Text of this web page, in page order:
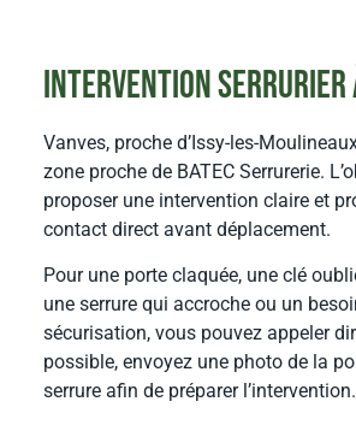
Intervention serrurier
Vanves, proche d’Issy-les-
zone proche de BATEC Serrurerie.
proposer une intervention claire et
contact direct avant déplacement.
Pour une porte claquée, une clé
une serrure qui accroche ou un
sécurisation, vous pouvez appeler
possible, envoyez une photo de la
serrure afin de préparer l’intervention.